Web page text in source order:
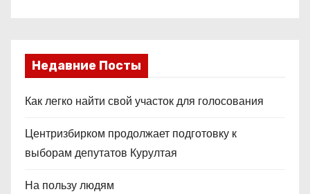
Недавние Посты
Как легко найти свой участок для голосования
Центризбирком продолжает подготовку к
выборам депутатов Курултая
На пользу людям